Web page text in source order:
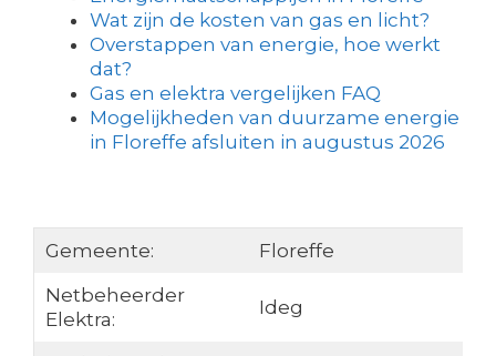
Wat zijn de kosten van gas en licht?
Overstappen van energie, hoe werkt
dat?
Gas en elektra vergelijken FAQ
Mogelijkheden van duurzame energie
in Floreffe afsluiten in augustus 2026
Gemeente:
Floreffe
Netbeheerder
Elektra:
Ideg